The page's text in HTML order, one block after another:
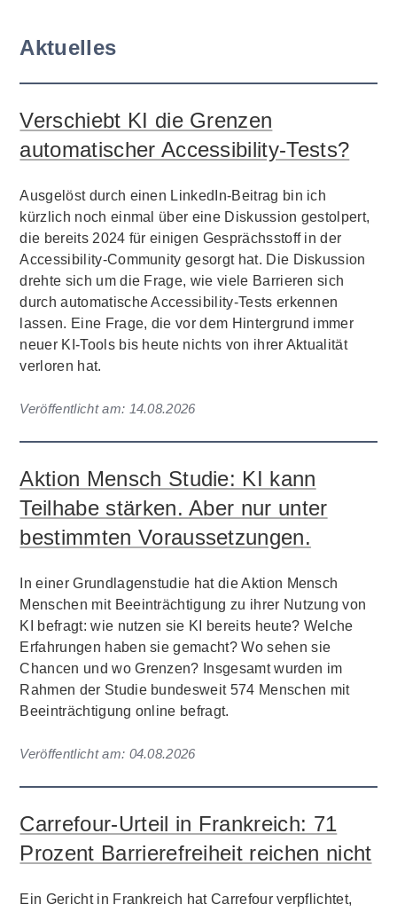
Aktuelles
Verschiebt KI die Grenzen
automatischer Accessibility-Tests?
Ausgelöst durch einen LinkedIn-Beitrag bin ich
kürzlich noch einmal über eine Diskussion gestolpert,
die bereits 2024 für einigen Gesprächsstoff in der
Accessibility-Community gesorgt hat. Die Diskussion
drehte sich um die Frage, wie viele Barrieren sich
durch automatische Accessibility-Tests erkennen
lassen. Eine Frage, die vor dem Hintergrund immer
neuer KI-Tools bis heute nichts von ihrer Aktualität
verloren hat.
Veröffentlicht am: 14.08.2026
Aktion Mensch Studie: KI kann
Teilhabe stärken. Aber nur unter
bestimmten Voraussetzungen.
In einer Grundlagenstudie hat die Aktion Mensch
Menschen mit Beeinträchtigung zu ihrer Nutzung von
KI befragt: wie nutzen sie KI bereits heute? Welche
Erfahrungen haben sie gemacht? Wo sehen sie
Chancen und wo Grenzen? Insgesamt wurden im
Rahmen der Studie bundesweit 574 Menschen mit
Beeinträchtigung online befragt.
Veröffentlicht am: 04.08.2026
Carrefour-Urteil in Frankreich: 71
Prozent Barrierefreiheit reichen nicht
Ein Gericht in Frankreich hat Carrefour verpflichtet,